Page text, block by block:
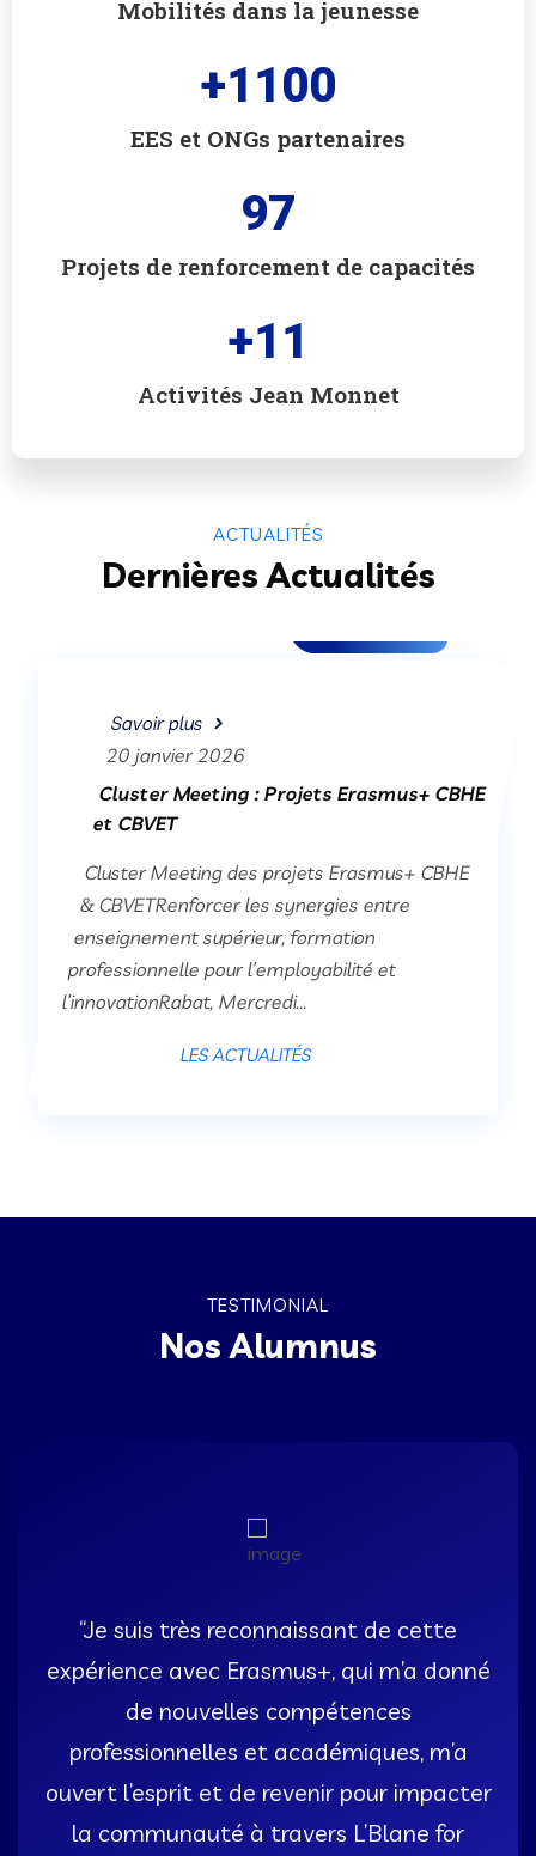
Mobilités dans la jeunesse
EES et ONGs partenaires
+1100
Projets de renforcement de capacités
97
Activités Jean Monnet
+11
ACTUALITÉS
Dernières Actualités
Savoir plus
6 janvier 2026
From Agadir to Europe: Rida a
committed Erasmus+ Ambassador and
On Youth Mobility Since becoming an
Erasmus+ Ambassador, Rida Ben M’barek
has emerged as one of the most active
grassroots...
LES ACTUALITÉS
TESTIMONIAL
Nos Alumnus
“Je suis très reconnaissant de cette
expérience avec Erasmus+, qui m’a donné
de nouvelles compétences
professionnelles et académiques, m’a
ouvert l’esprit et de revenir pour impacter
la communauté à travers L’Blane for